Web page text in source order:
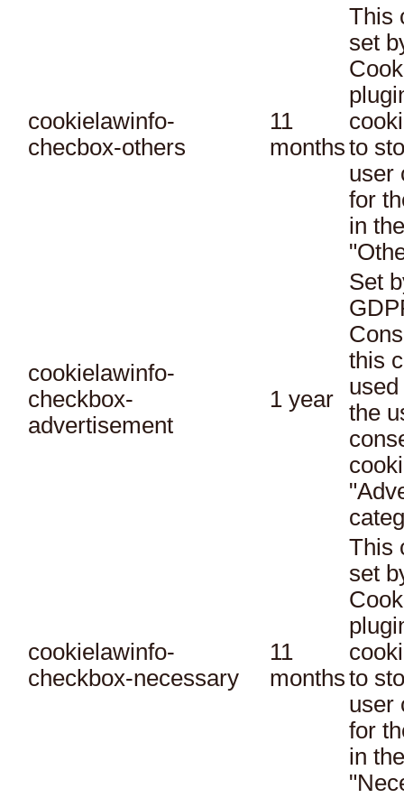
cookielawinfo-
checbox-others
11
months
This
set
to
user
for
in
cookielawinfo-
checkbox-
advertisement
1 year
Set
this
the
cookielawinfo-
checkbox-necessary
11
months
This
set
to
user
for
in